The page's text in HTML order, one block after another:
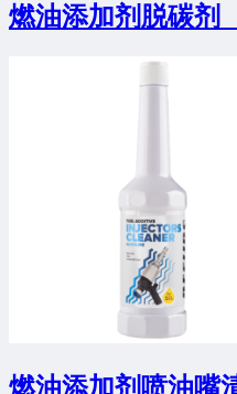
燃油添加剂脱碳剂
燃油添加剂喷油嘴